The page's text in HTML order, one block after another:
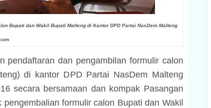
Bupati dan Wakil Bupati Malteng di Kantor DPD Partai NasDem Malteng
pendaftaran dan pengambilan formulir calon
di kantor DPD Partai NasDem Malteng
secara bersamaan dan kompak Pasangan
formulir calon Bupati dan Wakil